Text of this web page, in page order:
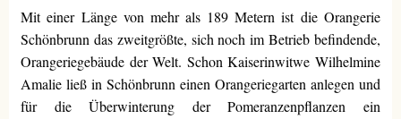
Mit einer Länge von mehr als 189 Metern ist die Orangerie
Schönbrunn das zweitgrößte, sich noch im Betrieb befindende,
Orangeriegebäude der Welt. Schon Kaiserinwitwe Wilhelmine
Amalie ließ in Schönbrunn einen Orangeriegarten anlegen und
für die Überwinterung der Pomeranzenpflanzen ein